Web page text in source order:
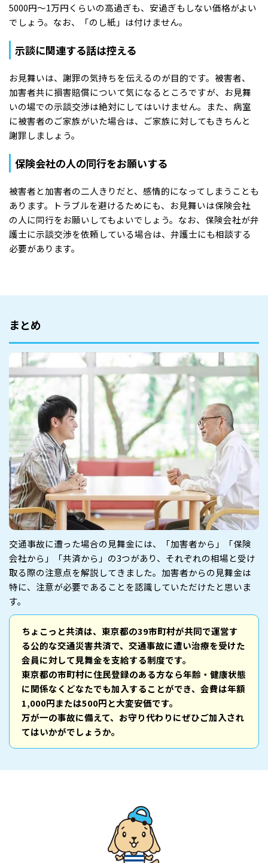
5000円～1万円くらいの高過ぎも、安過ぎもしない価格がよい
でしょう。なお、「のし紙」は付けません。
示談に関連する話は控える
お見舞いは、謝罪の気持ちを伝えるのが目的です。被害者、
加害者共に損害賠償について気になるところですが、お見舞
いの場での示談交渉は絶対にしてはいけません。また、病室
に被害者のご家族がいた場合は、ご家族に対してもきちんと
謝罪しましょう。
保険会社の人の同行をお願いする
被害者と加害者の二人きりだと、感情的になってしまうことも
あります。トラブルを避けるためにも、お見舞いは保険会社
の人に同行をお願いしてもよいでしょう。なお、保険会社が弁
護士に示談交渉を依頼している場合は、弁護士にも相談する
必要があります。
まとめ
交通事故に遭った場合の見舞金には、「加害者から」「保険
会社から」「共済から」の3つがあり、それぞれの相場と受け
取る際の注意点を解説してきました。加害者からの見舞金は
特に、注意が必要であることを認識していただけたと思いま
す。
ちょこっと共済は、東京都の39市町村が共同で運営す
る公的な交通災害共済で、交通事故に遭い治療を受けた
会員に対して見舞金を支給する制度です。
東京都の市町村に住民登録のある方なら年齢・健康状態
に関係なくどなたでも加入することができ、会費は年額
1,000円または500円と大変安価です。
万が一の事故に備えて、お守り代わりにぜひご加入され
てはいかがでしょうか。